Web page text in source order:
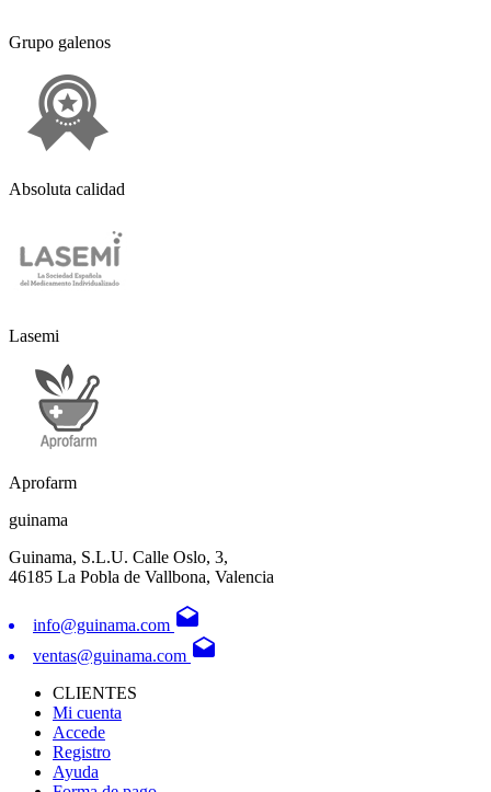
Grupo galenos
Absoluta calidad
Lasemi
Aprofarm
guinama
Guinama, S.L.U. Calle Oslo, 3,
46185 La Pobla de Vallbona, Valencia
info@guinama.com drafts
ventas@guinama.com drafts
CLIENTES
Mi cuenta
Accede
Registro
Ayuda